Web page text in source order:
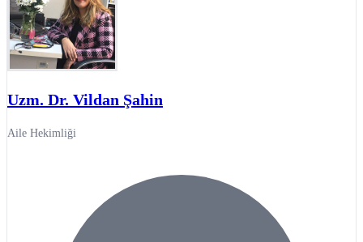
Uzm. Dr. Vildan Şahin
Aile Hekimliği